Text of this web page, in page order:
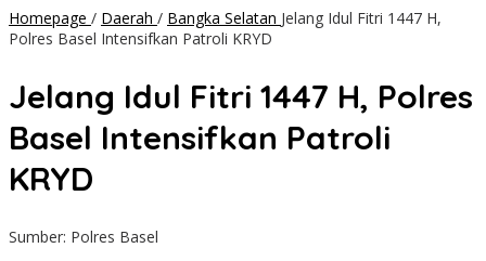
Homepage / Daerah / Bangka Selatan Jelang Idul Fitri 1447 H,
Polres Basel Intensifkan Patroli KRYD
Jelang Idul Fitri 1447 H, Polres
Basel Intensifkan Patroli
KRYD
Sumber: Polres Basel